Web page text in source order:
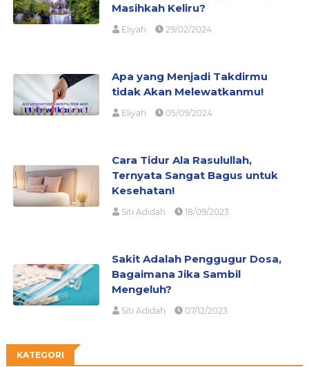
Masihkah Keliru?
Eliyah 29/02/2024
Apa yang Menjadi Takdirmu
tidak Akan Melewatkanmu!
Eliyah 05/09/2024
Cara Tidur Ala Rasulullah,
Ternyata Sangat Bagus untuk
Kesehatan!
Siti Adidah 18/09/2023
Sakit Adalah Penggugur Dosa,
Bagaimana Jika Sambil
Mengeluh?
Siti Adidah 07/12/2023
KATEGORI